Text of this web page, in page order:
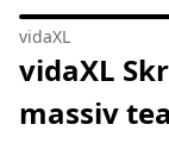
vidaXL
vidaXL
massiv